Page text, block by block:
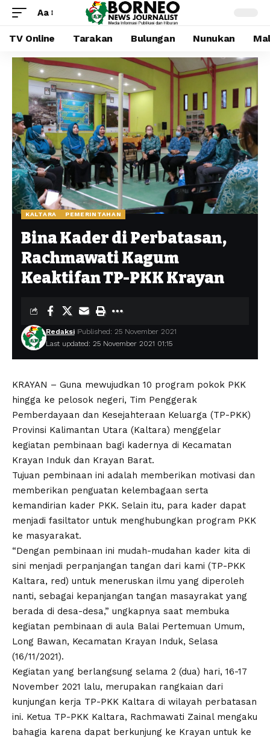
Aa
TV Online Tarakan Bulungan Nunukan
KALTARA PEMERINTAHAN
Bina Kader di Perbatasan,
Rachmawati Kagum
Keaktifan TP-PKK Krayan
Last updated: 25 November 2021 01:15
Redaksi Published: 25 November 2021
KRAYAN – Guna mewujudkan 10 program pokok PKK
hingga ke pelosok negeri, Tim Penggerak
Pemberdayaan dan Kesejahteraan Keluarga (TP-PKK)
Provinsi Kalimantan Utara (Kaltara) menggelar
kegiatan pembinaan bagi kadernya di Kecamatan
Krayan Induk dan Krayan Barat.
Tujuan pembinaan ini adalah memberikan motivasi dan
memberikan penguatan kelembagaan serta
kemandirian kader PKK. Selain itu, para kader dapat
menjadi fasiltator untuk menghubungkan program PKK
ke masyarakat.
“Dengan pembinaan ini mudah-mudahan kader kita di
sini menjadi perpanjangan tangan dari kami (TP-PKK
Kaltara, red) untuk meneruskan ilmu yang diperoleh
nanti, sebagai kepanjangan tangan masayrakat yang
berada di desa-desa,” ungkapnya saat membuka
kegiatan pembinaan di aula Balai Pertemuan Umum,
Long Bawan, Kecamatan Krayan Induk, Selasa
(16/11/2021).
Kegiatan yang berlangsung selama 2 (dua) hari, 16-17
November 2021 lalu, merupakan rangkaian dari
kunjungan kerja TP-PKK Kaltara di wilayah perbatasan
ini. Ketua TP-PKK Kaltara, Rachmawati Zainal mengaku
bahagia karena dapat berkunjung ke Krayan untuk ke